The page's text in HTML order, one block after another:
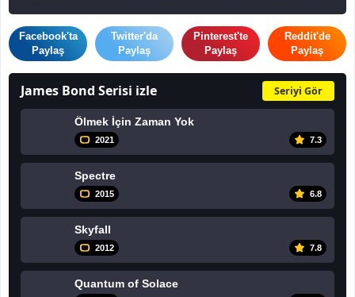
Filmizlex iyi seyirler diler.
Facebook'ta
Paylaş
Twitter'da
Paylaş
Pinterest'te
Paylaş
Reddit'de
Paylaş
James Bond Serisi izle Seriyi Gör
Ölmek İçin Zaman Yok
2021 7.3
Spectre
2015 6.8
Skyfall
2012 7.8
Quantum of Solace